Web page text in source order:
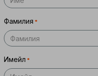
Фамилия
Имейл